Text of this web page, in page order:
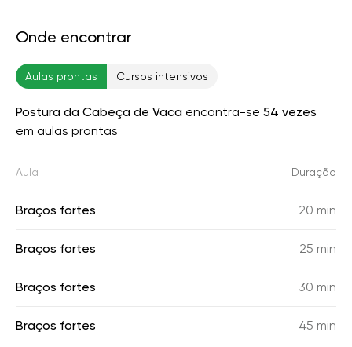
Onde encontrar
Aulas prontas Cursos intensivos
Postura da Cabeça de Vaca encontra-se 54 vezes
em aulas prontas
Aula Duração
Braços fortes 20 min
Braços fortes 25 min
Braços fortes 30 min
Braços fortes 45 min